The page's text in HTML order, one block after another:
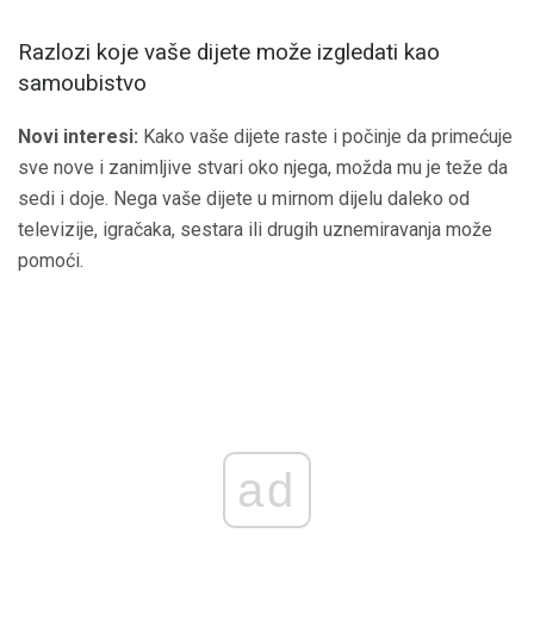
Razlozi koje vaše dijete može izgledati kao
samoubistvo
Novi interesi: Kako vaše dijete raste i počinje da primećuje
sve nove i zanimljive stvari oko njega, možda mu je teže da
sedi i doje. Nega vaše dijete u mirnom dijelu daleko od
televizije, igračaka, sestara ili drugih uznemiravanja može
pomoći.
ad